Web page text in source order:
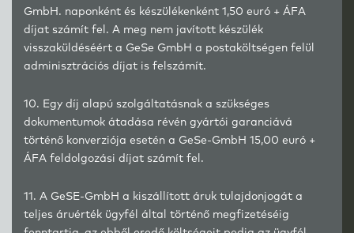
GmbH. naponként és készülékenként 1,50 euró + ÁFA
díjat számít fel. A meg nem javított készülék
visszaküldéséért a GeSe GmbH a postaköltségen felül
adminisztrációs díjat is felszámít.
10. Egy díj alapú szolgáltatásnak a szükséges
dokumentumok átadása révén gyártói garanciává
történő konverziója esetén a GeSe-GmbH 15,00 euró +
ÁFA feldolgozási díjat számít fel.
11. A GeSE-GmbH a kiszállított áruk tulajdonjogát a
teljes áruérték ügyfél által történő megfizetéséig